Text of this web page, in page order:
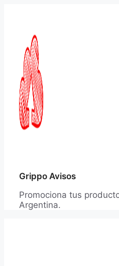
Grippo Avisos
Promociona tus
Argentina.